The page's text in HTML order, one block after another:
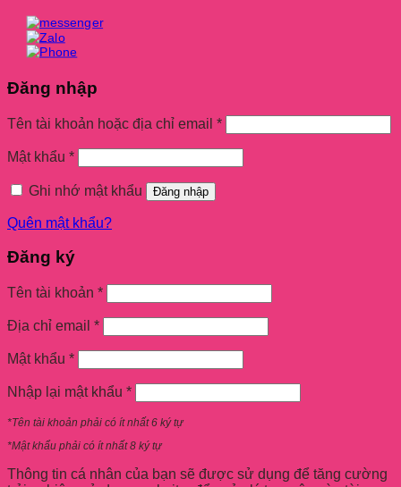
Đăng nhập
Tên tài khoản hoặc địa chỉ email *
Mật khẩu *
Ghi nhớ mật khẩu Đăng nhập
Quên mật khẩu?
Đăng ký
Tên tài khoản *
Địa chỉ email *
Mật khẩu *
Nhập lại mật khẩu *
*Tên tài khoản phải có ít nhất 6 ký tự
*Mật khẩu phải có ít nhất 8 ký tự
Thông tin cá nhân của bạn sẽ được sử dụng để tăng cường